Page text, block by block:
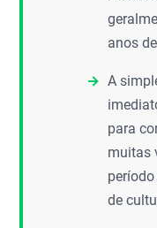
anos
A
para
muitas
de